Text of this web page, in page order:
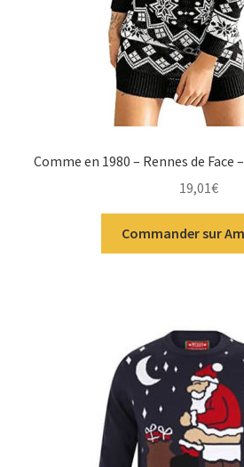
Comme en 1980 – Rennes de Face
19,01€
Commander sur